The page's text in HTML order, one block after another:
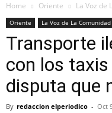
Home Oriente La Voz de
Oriente La Voz de La Comunidad
Transporte
con los taxis
disputa que
By redaccion elperiodico - Oct